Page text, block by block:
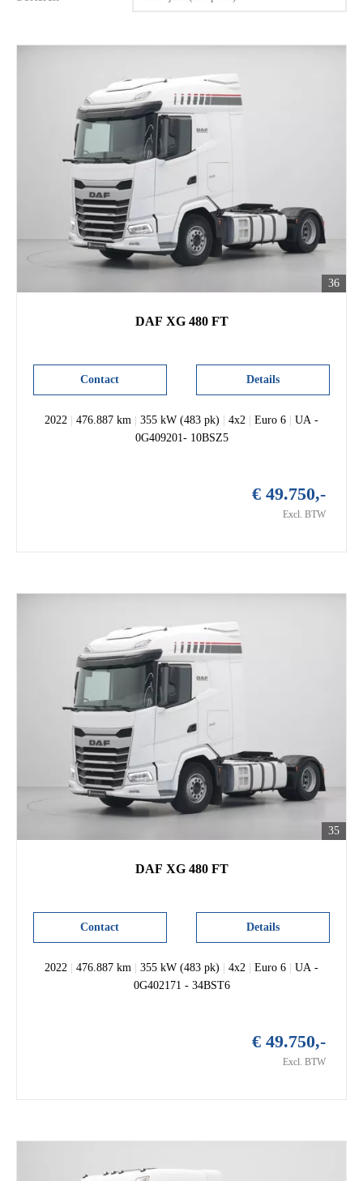
36
DAF XG 480 FT
Details
Contact
2022 | 476.887 km | 355 kW (483 pk) | 4x2 | Euro 6 | UA -
0G409201- 10BSZ5
€ 49.750,-
Excl. BTW
35
DAF XG 480 FT
Details
Contact
2022 476.887 km 355 kW (483 pk) 4x2 Euro 6
UA -
0G402171 - 34BST6
€ 49.750,-
Excl. BTW